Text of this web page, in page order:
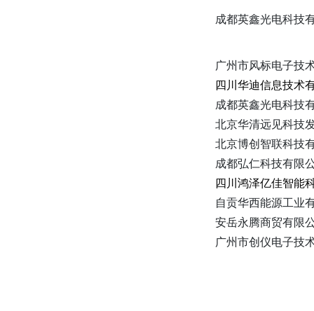
成都英鑫光电科技
广州市风标电子技
四川华迪信息技术
成都英鑫光电科技
北京华清远见科
北京博创智联科技
成都弘仁科技有限
四川鸿泽亿佳智能
自贡华西能源工业
安岳永腾商贸有限
广州市创仪电子技